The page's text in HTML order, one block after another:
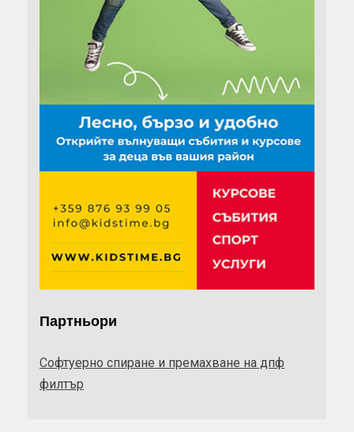
Партньори
Софтуерно спиране и премахване на дпф
филтър